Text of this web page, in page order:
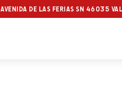
AVENIDA DE LAS FERIAS SN 46035